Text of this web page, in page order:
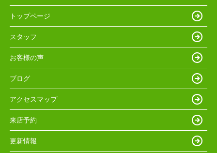
トップページ
スタッフ
お客様の声
ブログ
アクセスマップ
来店予約
更新情報